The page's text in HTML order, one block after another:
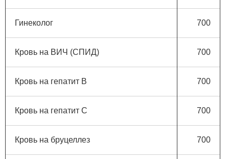
Гинеколог 700
Кровь на ВИЧ (СПИД) 700
Кровь на гепатит В 700
Кровь на гепатит С 700
Кровь на бруцеллез 700